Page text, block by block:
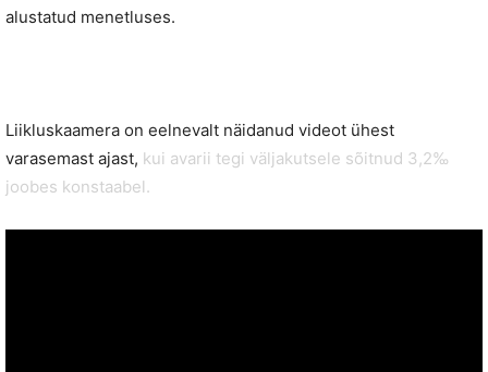
alustatud menetluses.
Liikluskaamera on eelnevalt näidanud videot ühest
varasemast ajast, kui avarii tegi väljakutsele sõitnud 3,2‰
joobes konstaabel.